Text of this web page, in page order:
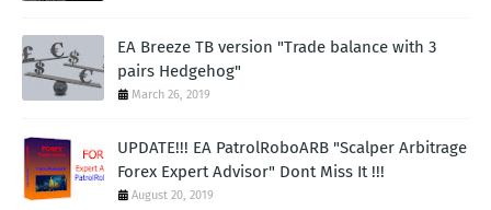
EA Breeze TB version "Trade balance with 3
pairs Hedgehog"
March 26, 2019
UPDATE!!! EA PatrolRoboARB "Scalper Arbitrage
Forex Expert Advisor" Dont Miss It !!!
August 20, 2019